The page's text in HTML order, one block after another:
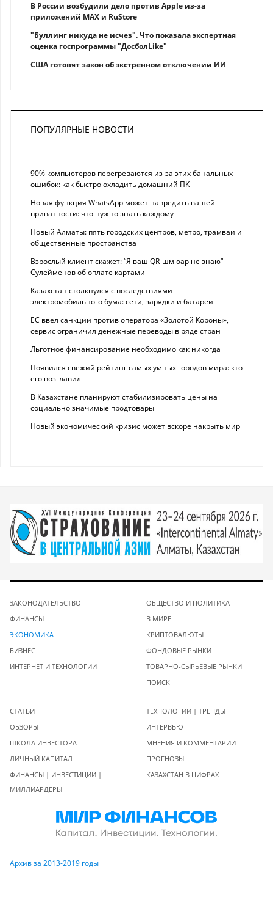
В России возбудили дело против Apple из-за
приложений MAX и RuStore
"Буллинг никуда не исчез". Что показала экспертная
оценка госпрограммы "ДосболLike"
США готовят закон об экстренном отключении ИИ
ПОПУЛЯРНЫЕ НОВОСТИ
90% компьютеров перегреваются из-за этих банальных
ошибок: как быстро охладить домашний ПК
Новая функция WhatsApp может навредить вашей
приватности: что нужно знать каждому
Новый Алматы: пять городских центров, метро, трамваи и
общественные пространства
Взрослый клиент скажет: “Я ваш QR-шмюар не знаю“ -
Сулейменов об оплате картами
Казахстан столкнулся с последствиями
электромобильного бума: сети, зарядки и батареи
ЕС ввел санкции против оператора «Золотой Короны»,
сервис ограничил денежные переводы в ряде стран
Льготное финансирование необходимо как никогда
Появился свежий рейтинг самых умных городов мира: кто
его возглавил
В Казахстане планируют стабилизировать цены на
социально значимые продтовары
Новый экономический кризис может вскоре накрыть мир
ЗАКОНОДАТЕЛЬСТВО
ФИНАНСЫ
ЭКОНОМИКА
БИЗНЕС
ИНТЕРНЕТ И ТЕХНОЛОГИИ
ОБЩЕСТВО И ПОЛИТИКА
В МИРЕ
КРИПТОВАЛЮТЫ
ФОНДОВЫЕ РЫНКИ
ТОВАРНО-СЫРЬЕВЫЕ РЫНКИ
ПОИСК
СТАТЬИ
ОБЗОРЫ
ШКОЛА ИНВЕСТОРА
ЛИЧНЫЙ КАПИТАЛ
ФИНАНСЫ | ИНВЕСТИЦИИ |
МИЛЛИАРДЕРЫ
ТЕХНОЛОГИИ | ТРЕНДЫ
ИНТЕРВЬЮ
МНЕНИЯ И КОММЕНТАРИИ
ПРОГНОЗЫ
КАЗАХСТАН В ЦИФРАХ
Архив за 2013-2019 годы